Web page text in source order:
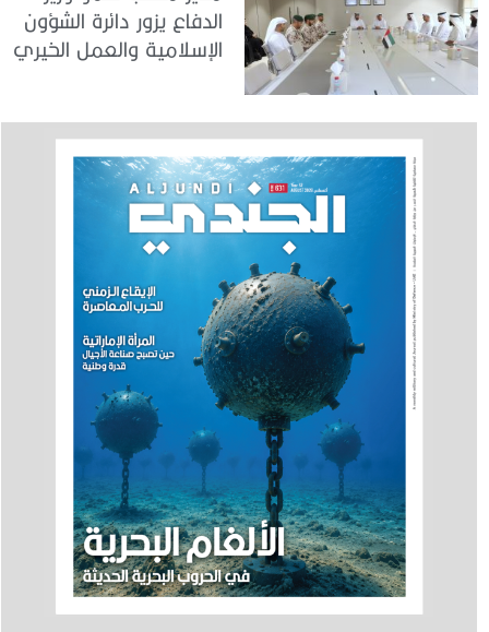
الدفاع يزور دائرة الشؤون
الإسلامية والعمل الخيري